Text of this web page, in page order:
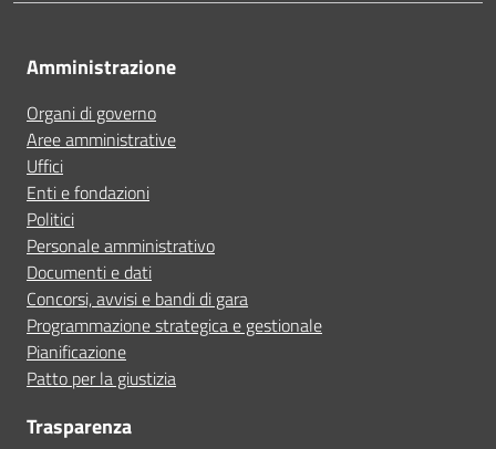
Amministrazione
Organi di governo
Aree amministrative
Uffici
Enti e fondazioni
Politici
Personale amministrativo
Documenti e dati
Concorsi, avvisi e bandi di gara
Programmazione strategica e gestionale
Pianificazione
Patto per la giustizia
Trasparenza